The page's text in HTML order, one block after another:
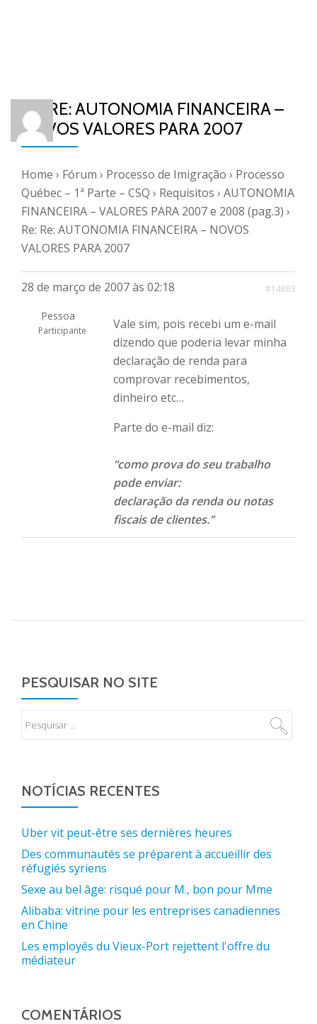
RE: RE: AUTONOMIA FINANCEIRA –
NOVOS VALORES PARA 2007
Home › Fórum › Processo de Imigração › Processo
Québec – 1ª Parte – CSQ › Requisitos › AUTONOMIA
FINANCEIRA – VALORES PARA 2007 e 2008 (pag.3) ›
Re: Re: AUTONOMIA FINANCEIRA – NOVOS
VALORES PARA 2007
28 de março de 2007 às 02:18 #14883
Pessoa
Participante
Vale sim, pois recebi um e-mail
dizendo que poderia levar minha
declaração de renda para
comprovar recebimentos,
dinheiro etc…
Parte do e-mail diz:
“como prova do seu trabalho
pode enviar:
declaração da renda ou notas
fiscais de clientes.”
PESQUISAR NO SITE
NOTÍCIAS RECENTES
Uber vit peut-être ses dernières heures
Des communautés se préparent à accueillir des
réfugiés syriens
Sexe au bel âge: risqué pour M., bon pour Mme
Alibaba: vitrine pour les entreprises canadiennes
en Chine
Les employés du Vieux-Port rejettent l'offre du
médiateur
COMENTÁRIOS